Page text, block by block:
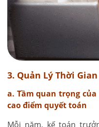
3. Quản Lý Thời
a. Tầm quan trọng
cao điểm quyết toán
Mỗi năm, kế toán